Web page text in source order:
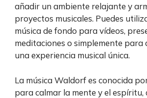
añadir un ambiente relajante y
proyectos musicales. Puedes
música de fondo para vídeos,
meditaciones o simplemente para
una experiencia musical única.
La música Waldorf es conocida
para calmar la mente y el espíritu,